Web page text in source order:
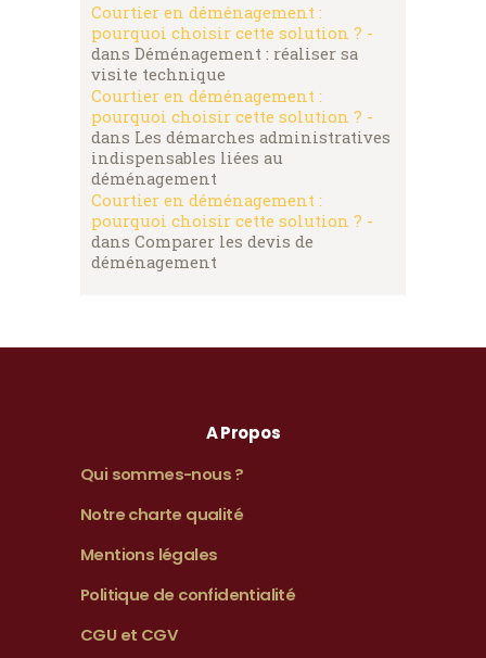
Courtier en déménagement :
pourquoi choisir cette solution ? -
dans Déménagement : réaliser sa
visite technique
Courtier en déménagement :
pourquoi choisir cette solution ? -
dans Les démarches administratives
indispensables liées au
déménagement
Courtier en déménagement :
pourquoi choisir cette solution ? -
dans Comparer les devis de
déménagement
A Propos
Qui sommes-nous ?
Notre charte qualité
Mentions légales
Politique de confidentialité
CGU et CGV